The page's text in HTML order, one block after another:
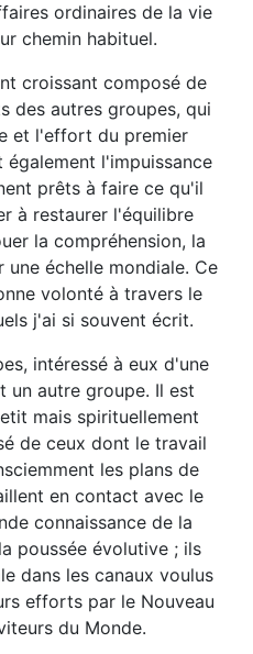
ordinaires de la vie
chemin habituel.
croissant composé de
des autres groupes, qui
et l'effort du premier
l'impuissance
prêts à faire ce qu'il
à restaurer l'équilibre
la compréhension, la
échelle mondiale. Ce
volonté à travers le
j'ai si souvent écrit.
intéressé à eux d'une
un autre groupe. Il est
mais spirituellement
de ceux dont le travail
les plans de
en contact avec le
connaissance de la
poussée évolutive ; ils
dans les canaux voulus
efforts par le Nouveau
du Monde.